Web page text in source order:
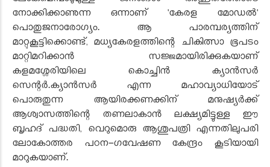
നോക്കിക്കാണുന്ന ഒന്നാണ് 'കേരള മോഡൽ'
പൊതുജനാരോഗ്യം. ആ പാരമ്പര്യത്തിന്
മാറ്റുകൂട്ടിക്കൊണ്ട്, മധ്യകേരളത്തിന്റെ ചികിത്സാ ഭൂപടം
മാറ്റിമറിക്കാൻ സജ്ജമായിരിക്കുകയാണ്
കളമശ്ശേരിയിലെ കൊച്ചിൻ ക്യാൻസർ
സെന്റർ.ക്യാൻസർ എന്ന മഹാവ്യാധിയോട്
പൊരുതുന്ന ആയിരക്കണക്കിന് മനുഷ്യർക്ക്
ആശ്വാസത്തിന്റെ തണലാകാൻ ലക്ഷ്യമിട്ടുള്ള ഈ
ബൃഹദ് പദ്ധതി, വെറുമൊരു ആശുപത്രി എന്നതിലുപരി
ലോകോത്തര പഠന-ഗവേഷണ കേന്ദ്രം കൂടിയായി
മാറുകയാണ്.